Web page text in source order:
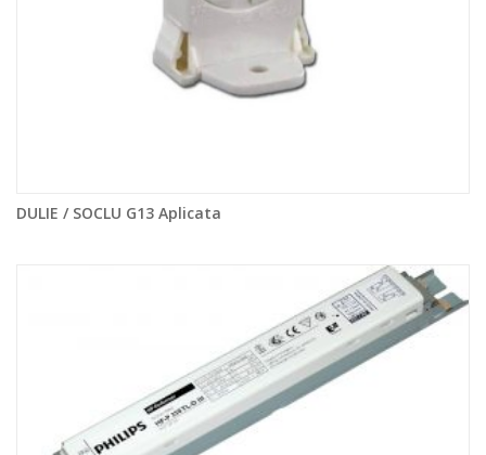
DULIE / SOCLU G13 Aplicata